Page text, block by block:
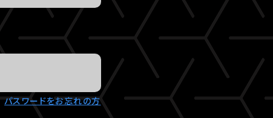
パスワードをお忘れの方